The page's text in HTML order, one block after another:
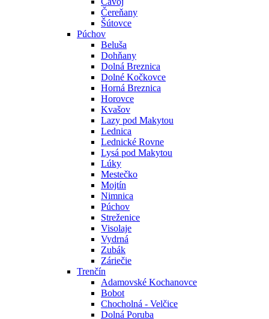
Čereňany
Šútovce
Púchov
Beluša
Dohňany
Dolná Breznica
Dolné Kočkovce
Horná Breznica
Horovce
Kvašov
Lazy pod Makytou
Lednica
Lednické Rovne
Lysá pod Makytou
Lúky
Mestečko
Mojtín
Nimnica
Púchov
Streženice
Visolaje
Vydrná
Zubák
Záriečie
Trenčín
Adamovské Kochanovce
Bobot
Chocholná - Velčice
Dolná Poruba